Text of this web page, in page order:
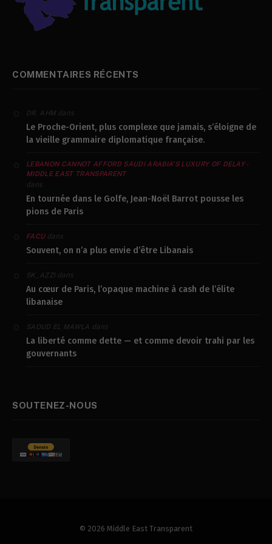
COMMENTAIRES RÉCENTS
DR. AHM dans
Le Proche-Orient, plus complexe que jamais, s’éloigne de
la vieille grammaire diplomatique française.
LEBANON CANNOT AFFORD SAUDI ARABIA’S LUXURY OF DELAY -
MIDDLE EAST TRANSPARENT
dans
En tournée dans le Golfe, Jean-Noël Barrot pousse les
pions de Paris
FACUdans
Souvent, on n’a plus envie d’être Libanais
SK_AZZIdans
Au cœur de Paris, l’opaque machine à cash de l’élite
libanaise
SAOUD EL MAWLA dans
La liberté comme dette — et comme devoir trahi par les
gouvernants
SOUTENEZ-NOUS
© 2026 Middle East Transparent